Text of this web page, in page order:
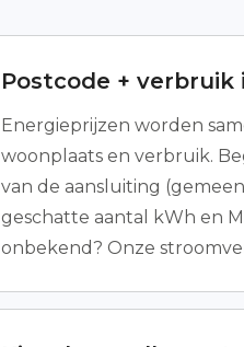
Postcode + verbruik
Energieprijzen worden
woonplaats en verbruik.
van de aansluiting
geschatte aantal kWh en
onbekend? Onze